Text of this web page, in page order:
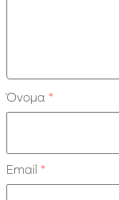
Όνομα *
Email *